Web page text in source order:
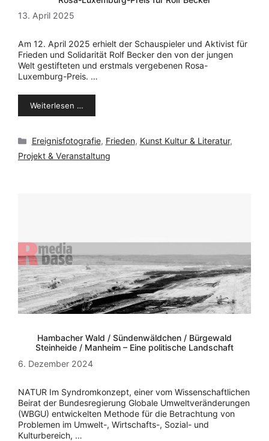
13. April 2025
Am 12. April 2025 erhielt der Schauspieler und Aktivist für
Frieden und Solidarität Rolf Becker den von der jungen
Welt gestifteten und erstmals vergebenen Rosa-
Luxemburg-Preis. …
Weiterlesen …
Kategorien
Ereignisfotografie, Frieden, Kunst Kultur & Literatur,
Projekt & Veranstaltung
Hambacher Wald / Sündenwäldchen / Bürgewald
Steinheide / Manheim – Eine politische Landschaft
6. Dezember 2024
NATUR Im Syndromkonzept, einer vom Wissenschaftlichen
Beirat der Bundesregierung Globale Umweltveränderungen
(WBGU) entwickelten Methode für die Betrachtung von
Problemen im Umwelt-, Wirtschafts-, Sozial- und
Kulturbereich, …